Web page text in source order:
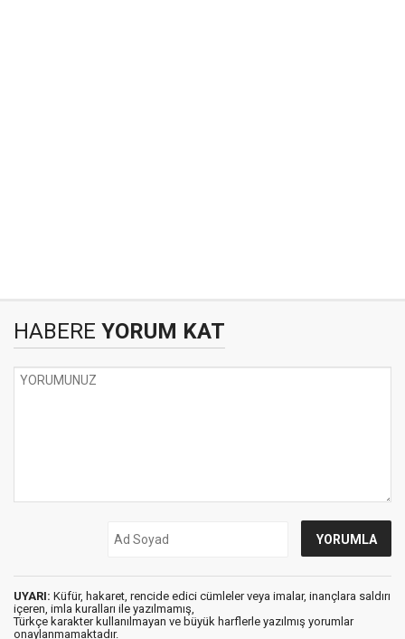
HABERE YORUM KAT
UYARI: Küfür, hakaret, rencide edici cümleler veya imalar, inançlara saldırı
içeren, imla kuralları ile yazılmamış,
Türkçe karakter kullanılmayan ve büyük harflerle yazılmış yorumlar
onaylanmamaktadır.